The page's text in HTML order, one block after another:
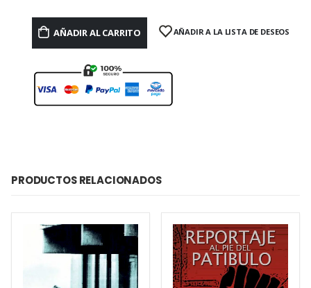
AÑADIR AL CARRITO AÑADIR A LA LISTA DE DESEOS
PRODUCTOS RELACIONADOS